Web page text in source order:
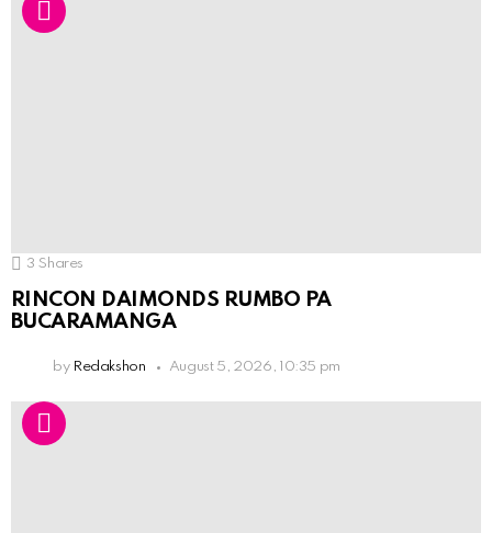
3 Shares
RINCON DAIMONDS RUMBO PA
BUCARAMANGA
by Redakshon August 5, 2026, 10:35 pm